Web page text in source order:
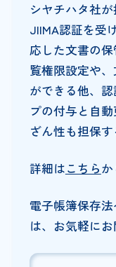
シヤチハタ社
JIIMA認証を受
応した文書の
覧権限設定や
ができる他、
プの付与と自
ざん性も担保す
詳細はこちら
電子帳簿保存
は、お気軽にお